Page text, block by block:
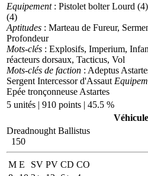
Equipement: Pistolet bolter Lourd
(4)
Aptitudes : Marteau de Fureur,
Profondeur
Mots-clés : Explosifs, Imperium,
réacteurs dorsaux, Tacticus, Vol
Mots-clés de faction : Adeptus
Sergent Intercessor d'Assaut
Epée tronçonneuse Astartes
5 unités | 910 points | 45.5 %
Dreadnought Ballistus
150
M E SV PV CD CO